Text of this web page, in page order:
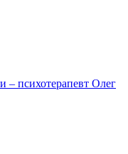
– психотерапевт Олег